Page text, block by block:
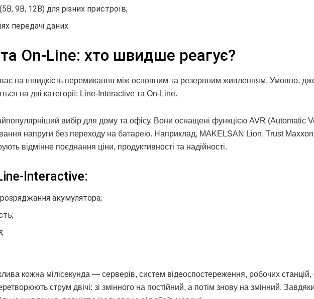
9В, 12В) для різних пристроїв;
передачі даних.
On-Line: хто швидше реагує?
на швидкість перемикання між основним та резервним живленням. Умовно,
на дві категорії: Line-Interactive та On-Line.
вибір для дому та офісу. Вони оснащені функцією AVR (Automatic
напруги без переходу на батарею. Наприклад, MAKELSAN Lion, Trust
відмінне поєднання ціни, продуктивності та надійності.
Interactive:
акумулятора;
кожна мілісекунда — серверів, систем відеоспостереження, робочих
струм двічі: зі змінного на постійний, а потім знову на змінний.